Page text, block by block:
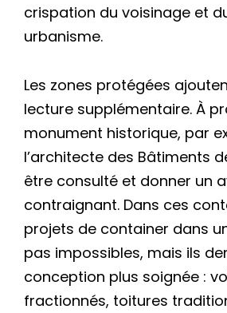
crispation du voisinage et
urbanisme.
Les zones protégées
lecture supplémentaire. À
monument historique, par
l’architecte des Bâtiments
être consulté et donner un
contraignant. Dans ces
projets de container dans
pas impossibles, mais ils
conception plus soignée :
fractionnés, toitures